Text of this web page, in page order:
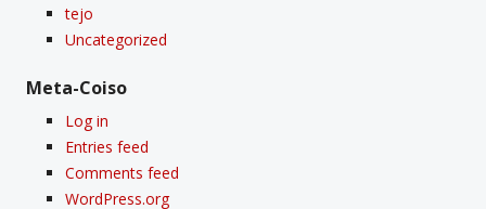
tejo
Uncategorized
Meta-Coiso
Log in
Entries feed
Comments feed
WordPress.org